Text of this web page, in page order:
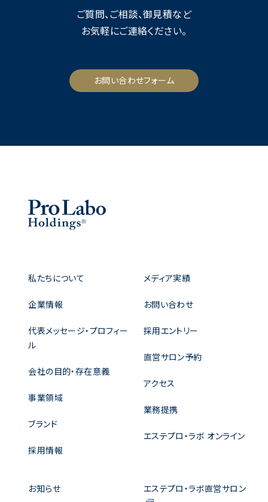
ご質問、ご相談、御見積など
お気軽にご連絡ください。
お問い合わせフォーム
私たちについて
企業情報
代表メッセージ・プロフィー
ル
会社の目的・存在意義
事業領域
ブランド
採用情報
メディア実績
お問い合わせ
採用エントリー
直営サロン予約
アクセス
業務提携
エステプロ・ラボ オンライン
お知らせ エステプロ・ラボ直営サロン